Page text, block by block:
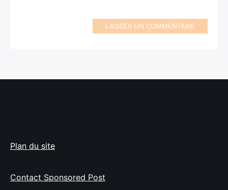
LAISSER UN COMMENTAIRE
Plan du site
Contact Sponsored Post